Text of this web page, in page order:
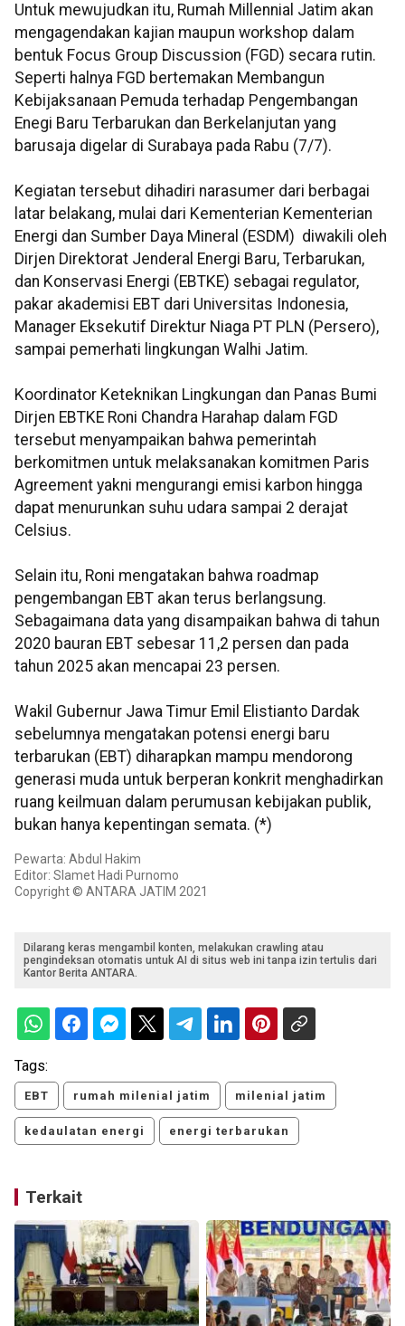
Untuk mewujudkan itu, Rumah Millennial Jatim akan
mengagendakan kajian maupun workshop dalam
bentuk Focus Group Discussion (FGD) secara rutin.
Seperti halnya FGD bertemakan Membangun
Kebijaksanaan Pemuda terhadap Pengembangan
Enegi Baru Terbarukan dan Berkelanjutan yang
barusaja digelar di Surabaya pada Rabu (7/7).
Kegiatan tersebut dihadiri narasumer dari berbagai
latar belakang, mulai dari Kementerian Kementerian
Energi dan Sumber Daya Mineral (ESDM) diwakili oleh
Dirjen Direktorat Jenderal Energi Baru, Terbarukan,
dan Konservasi Energi (EBTKE) sebagai regulator,
pakar akademisi EBT dari Universitas Indonesia,
Manager Eksekutif Direktur Niaga PT PLN (Persero),
sampai pemerhati lingkungan Walhi Jatim.
Koordinator Keteknikan Lingkungan dan Panas Bumi
Dirjen EBTKE Roni Chandra Harahap dalam FGD
tersebut menyampaikan bahwa pemerintah
berkomitmen untuk melaksanakan komitmen Paris
Agreement yakni mengurangi emisi karbon hingga
dapat menurunkan suhu udara sampai 2 derajat
Celsius.
Selain itu, Roni mengatakan bahwa roadmap
pengembangan EBT akan terus berlangsung.
Sebagaimana data yang disampaikan bahwa di tahun
2020 bauran EBT sebesar 11,2 persen dan pada
tahun 2025 akan mencapai 23 persen.
Wakil Gubernur Jawa Timur Emil Elistianto Dardak
sebelumnya mengatakan potensi energi baru
terbarukan (EBT) diharapkan mampu mendorong
generasi muda untuk berperan konkrit menghadirkan
ruang keilmuan dalam perumusan kebijakan publik,
bukan hanya kepentingan semata. (*)
Pewarta: Abdul Hakim
Editor: Slamet Hadi Purnomo
Copyright © ANTARA JATIM 2021
Dilarang keras mengambil konten, melakukan crawling atau
pengindeksan otomatis untuk AI di situs web ini tanpa izin tertulis dari
Kantor Berita ANTARA.
Tags:
EBT rumah milenial jatim milenial jatim
kedaulatan energi energi terbarukan
Terkait